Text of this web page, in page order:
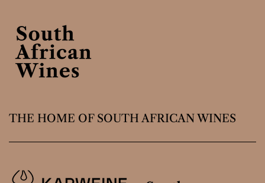
THE HOME OF SOUTH AFRICAN WINES